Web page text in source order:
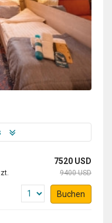
7520 USD
9400 USD
Buchen